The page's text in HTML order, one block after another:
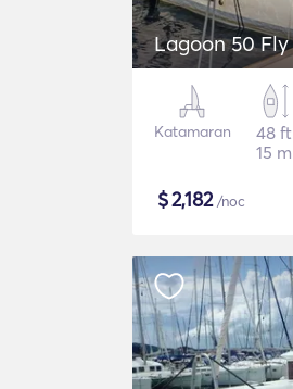
Lagoon 50 Fly
Katamaran
48 ft
15 m
$2,182/noc